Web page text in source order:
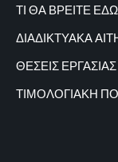
ΤΙ ΘΑ ΒΡΕΙΤΕ ΕΔΩ
ΔΙΑΔΙΚΤΥΑΚΑ
ΘΕΣΕΙΣ ΕΡΓΑΣΙΑΣ
ΤΙΜΟΛΟΓΙΑΚΗ